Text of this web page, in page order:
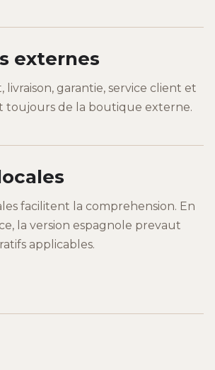
externes
livraison, garantie, service client et
toujours de la boutique externe.
facilitent la comprehension. En
la version espagnole prevaut
applicables.